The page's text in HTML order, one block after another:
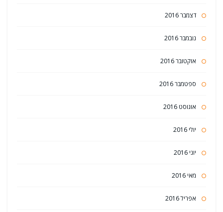
דצמבר 2016
נובמבר 2016
אוקטובר 2016
ספטמבר 2016
אוגוסט 2016
יולי 2016
יוני 2016
מאי 2016
אפריל 2016